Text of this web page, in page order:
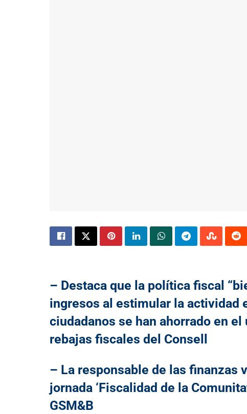
– Destaca que la política fiscal
ingresos al estimular la actividad
ciudadanos se han ahorrado en
rebajas fiscales del Consell
– La responsable de las finanzas
jornada ‘Fiscalidad de la
GSM&B